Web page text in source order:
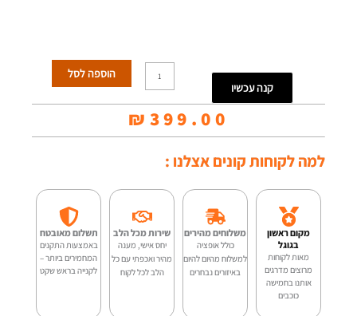
קנה עכשיו
כמות
של
נרתיק
קשיח
לאקוסטית
PH-
A03
הוספה לסל
₪ 399.00
למה לקוחות קונים אצלנו :
מקום ראשון
בגוגל
מאות לקוחות
מרוצים מדרגים
אותנו בחמישה
כוכבים
משלוחים מהירים
כולל אופציה
למשלוח מהיום להיום
באיזורים נבחרים
שירות מכל הלב
יחס אישי, מענה
מהיר ואכפתי עם כל
הלב לכל לקוח
תשלום מאובטח
באמצעות התקנים
המחמירים ביותר –
לקנייה בראש שקט